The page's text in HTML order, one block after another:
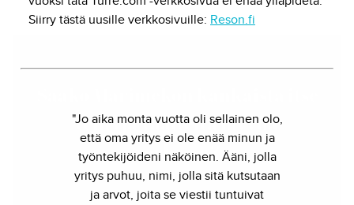
tehtyjä vaatteita myydä
verkossa?
Herkko Hietanen - 13.9.2024
Siirry tästä uusille verkkosivuille: Reson.fi
"Jo aika monta vuotta oli sellainen olo,
että oma yritys ei ole enää minun ja
työntekijöideni näköinen. Ääni, jolla
yritys puhuu, nimi, jolla sitä kutsutaan
ja arvot, joita se viestii tuntuivat